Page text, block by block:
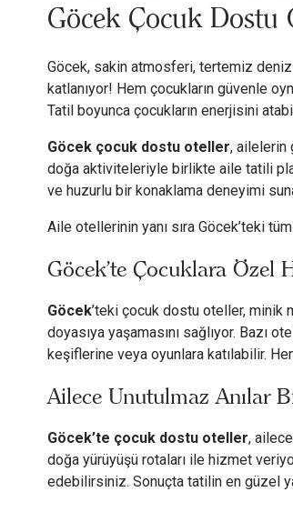
Göcek Çocuk
Göcek, sakin atmosferi, tertemiz
katlanıyor! Hem çocukların güvenle
Tatil boyunca çocukların enerjisini
Göcek çocuk dostu oteller, ailelerin
doğa aktiviteleriyle birlikte aile tatili
ve huzurlu bir konaklama deneyimi
Aile otellerinin yanı sıra Göcek’teki
Göcek'te Çocuklara Özel
Göcek’teki çocuk dostu oteller, minik
doyasıya yaşamasını sağlıyor. Bazı
keşiflerine veya oyunlara katılabilir.
Ailece Unutulmaz Anılar
Göcek’te çocuk dostu oteller,
doğa yürüyüşü rotaları ile hizmet
edebilirsiniz. Sonuçta tatilin en güzel